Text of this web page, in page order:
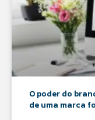
O poder do
de uma marca